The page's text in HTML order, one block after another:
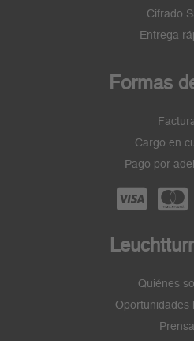
Cifrado
Entrega
Formas
Cargo en
Pago por
Quiénes
Oportunidades
Prensa